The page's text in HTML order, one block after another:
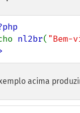
nl2br( "Bem-
acima